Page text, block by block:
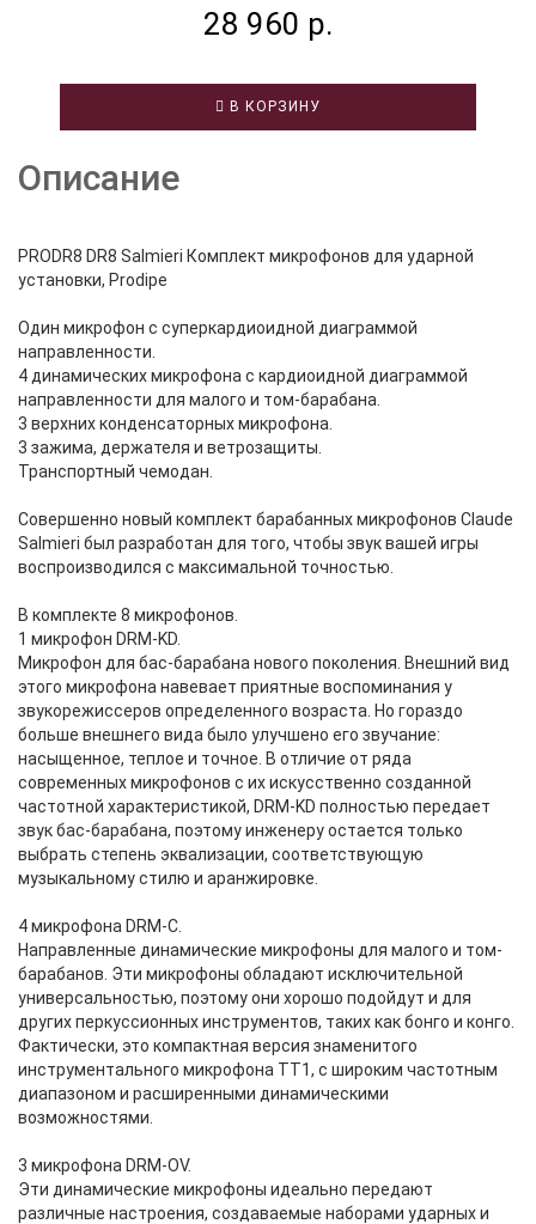
28 960 р.
В КОРЗИНУ
Описание
PRODR8 DR8 Salmieri Комплект микрофонов для ударной
установки, Prodipe
Один микрофон с суперкардиоидной диаграммой
направленности.
4 динамических микрофона с кардиоидной диаграммой
направленности для малого и том-барабана.
3 верхних конденсаторных микрофона.
3 зажима, держателя и ветрозащиты.
Транспортный чемодан.
Совершенно новый комплект барабанных микрофонов Claude
Salmieri был разработан для того, чтобы звук вашей игры
воспроизводился с максимальной точностью.
В комплекте 8 микрофонов.
1 микрофон DRM-KD.
Микрофон для бас-барабана нового поколения. Внешний вид
этого микрофона навевает приятные воспоминания у
звукорежиссеров определенного возраста. Но гораздо
больше внешнего вида было улучшено его звучание:
насыщенное, теплое и точное. В отличие от ряда
современных микрофонов с их искусственно созданной
частотной характеристикой, DRM-KD полностью передает
звук бас-барабана, поэтому инженеру остается только
выбрать степень эквализации, соответствующую
музыкальному стилю и аранжировке.
4 микрофона DRM-C.
Направленные динамические микрофоны для малого и том-
барабанов. Эти микрофоны обладают исключительной
универсальностью, поэтому они хорошо подойдут и для
других перкуссионных инструментов, таких как бонго и конго.
Фактически, это компактная версия знаменитого
инструментального микрофона TT1, с широким частотным
диапазоном и расширенными динамическими
возможностями.
3 микрофона DRM-OV.
Эти динамические микрофоны идеально передают
различные настроения, создаваемые наборами ударных и